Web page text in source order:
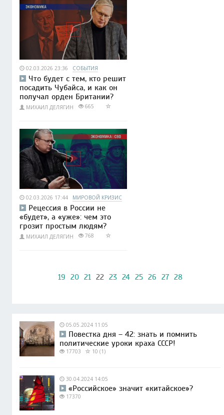
02.03.2026 23:36 СОБЫТИЯ
Что будет с тем, кто решит
посадить Чубайса, и как он
получал орден Британии?
МИХАИЛ ДЕЛЯГИН 665
02.03.2026 17:44 МИРОВОЙ КРИЗИС
Рецессия в России не
«будет», а «уже»: чем это
грозит простым людям?
МИХАИЛ ДЕЛЯГИН 768
19 20 21 22 23 24 25 26 27 28
05.05.2024 11:05
Повестка дня – 42: знать и помнить
политические уроки краха СССР!
17703 10 (1)
30.04.2024 14:05
«Российское» значит «китайское»?
17370